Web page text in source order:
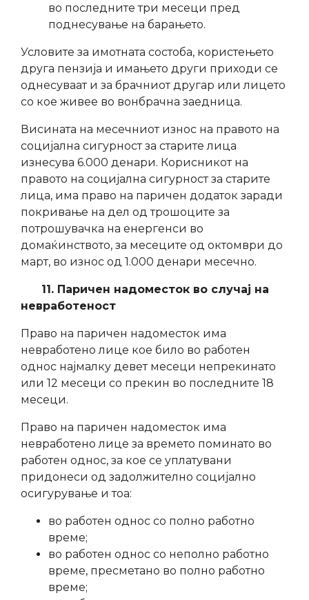
во последните три месеци пред
поднесување на барањето.
Условите за имотната состоба, користењето
друга пензија и имањето други приходи се
однесуваат и за брачниот другар или лицето
со кое живее во вонбрачна заедница.
Висината на месечниот износ на правото на
социјална сигурност за старите лица
изнесува 6.000 денари. Корисникот на
правото на социјална сигурност за старите
лица, има право на паричен додаток заради
покривање на дел од трошоците за
потрошувачка на енергенси во
домаќинството, за месеците од октомври до
март, во износ од 1.000 денари месечно.
11. Паричен надоместок во случај на
невработеност
Право на паричен надоместок има
невработено лице кое било во работен
однос најмалку девет месеци непрекинато
или 12 месеци со прекин во последните 18
месеци.
Право на паричен надоместок има
невработено лице за времето поминато во
работен однос, за кое се уплатувани
придонеси од задолжително социјално
осигурување и тоа:
во работен однос со полно работно
време;
во работен однос со неполно работно
време, пресметано во полно работно
време;